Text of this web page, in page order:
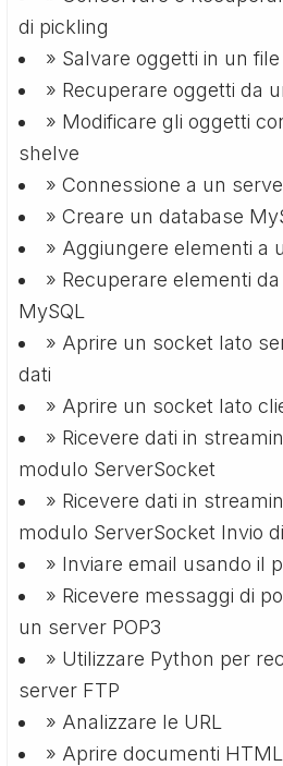
di pickling
» Salvare oggetti in un
» Recuperare oggetti da
» Modificare gli oggetti
shelve
» Connessione a un
» Creare un database
» Aggiungere elementi a
» Recuperare elementi
MySQL
» Aprire un socket lato
dati
» Aprire un socket lato
» Ricevere dati in
modulo ServerSocket
» Ricevere dati in
modulo ServerSocket Invio
» Inviare email usando il
» Ricevere messaggi di
un server POP3
» Utilizzare Python per
server FTP
» Analizzare le URL
» Aprire documenti HTML